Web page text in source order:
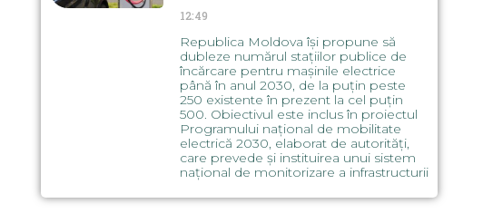
12:49
Republica Moldova își propune să
dubleze numărul stațiilor publice de
încărcare pentru mașinile electrice
până în anul 2030, de la puțin peste
250 existente în prezent la cel puțin
500. Obiectivul este inclus în proiectul
Programului național de mobilitate
electrică 2030, elaborat de autorități,
care prevede și instituirea unui sistem
național de monitorizare a infrastructurii